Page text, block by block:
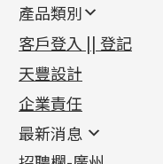
產品類別
新產品
足金系列
足金配件
機織鏈系列
珠仔鏈
镶口链
管狀網鏈
首飾配件
耳環類配件
卷迫系列
鏈類配件
鑲口類
四爪頭系列
首飾系列
客戶登入 || 登記
天豐設計
企業責任
最新消息
最新消息